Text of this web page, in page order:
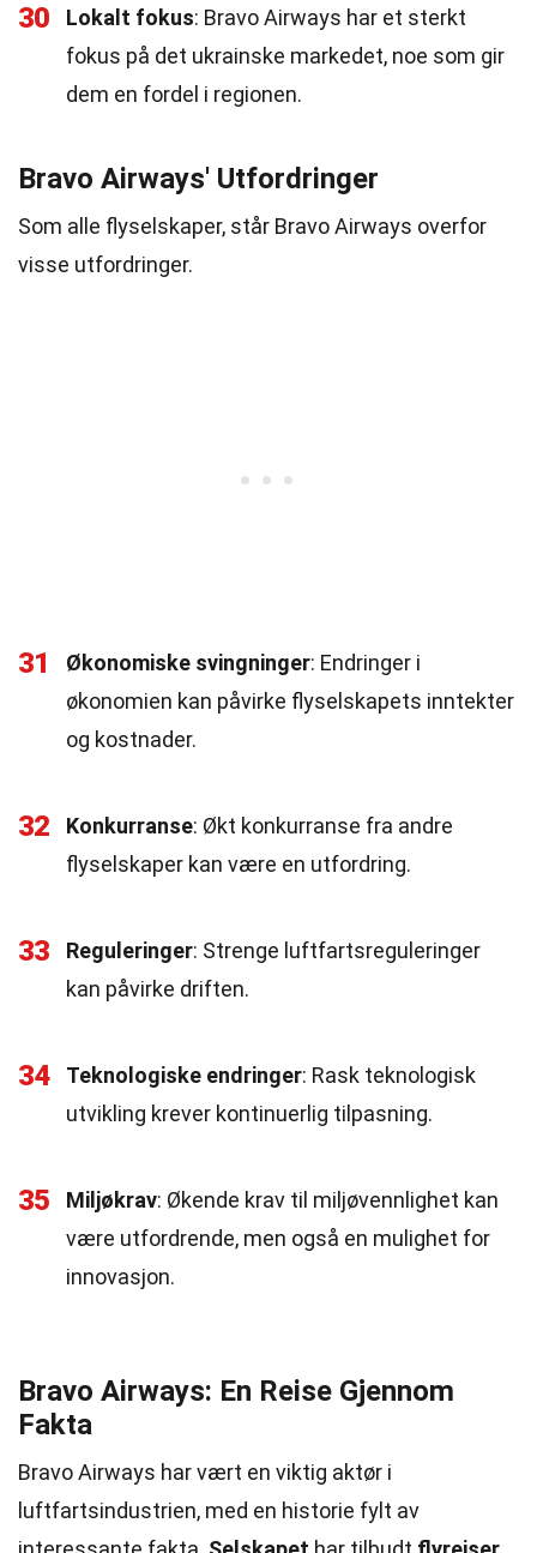
30 Lokalt fokus: Bravo Airways har et sterkt
fokus på det ukrainske markedet, noe som gir
dem en fordel i regionen.
Bravo Airways' Utfordringer
Som alle flyselskaper, står Bravo Airways overfor
visse utfordringer.
31 Økonomiske svingninger: Endringer i
økonomien kan påvirke flyselskapets inntekter
og kostnader.
32 Konkurranse: Økt konkurranse fra andre
flyselskaper kan være en utfordring.
33 Reguleringer: Strenge luftfartsreguleringer
kan påvirke driften.
34 Teknologiske endringer: Rask teknologisk
utvikling krever kontinuerlig tilpasning.
35 Miljøkrav: Økende krav til miljøvennlighet kan
være utfordrende, men også en mulighet for
innovasjon.
Bravo Airways: En Reise Gjennom
Fakta
Bravo Airways har vært en viktig aktør i
luftfartsindustrien, med en historie fylt av